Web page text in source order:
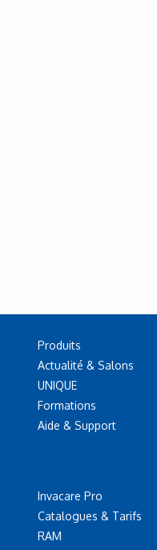
Produits
Actualité & Salons
UNIQUE
Formations
Aide & Support
Invacare Pro
Catalogues & Tarifs
RAM